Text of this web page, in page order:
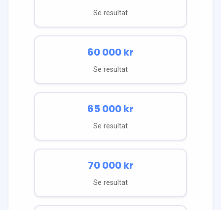
Se resultat
60 000kr
Se resultat
65 000kr
Se resultat
70 000kr
Se resultat